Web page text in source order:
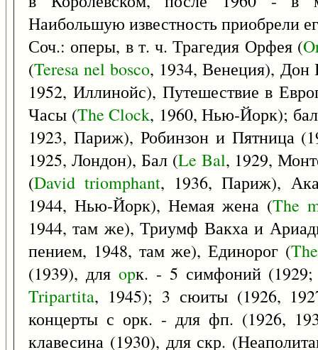
Наибольшую известность приобрели
Соч.: оперы, в т. ч. Трагедия Орфея (
(Teresa nel bosco, 1934, Венеция),
1952, Иллинойс), Путешествие в
Часы (The Clock, 1960, Нью-Йорк);
1923, Париж), Робинзон и Пятница
1925, Лондон), Бал (Le Bal, 1929,
(David triomphant, 1936, Париж),
1944, Нью-Йорк), Немая жена (The
1944, там же), Триумф Вакха и
пением, 1948, там же), Единорог (The
(1939), для opк. - 5 симфоний (1929;
Tripartita, 1945); 3 сюиты (1926,
концерты с орк. - для фп. (1926,
клавесина (1930), для скр.